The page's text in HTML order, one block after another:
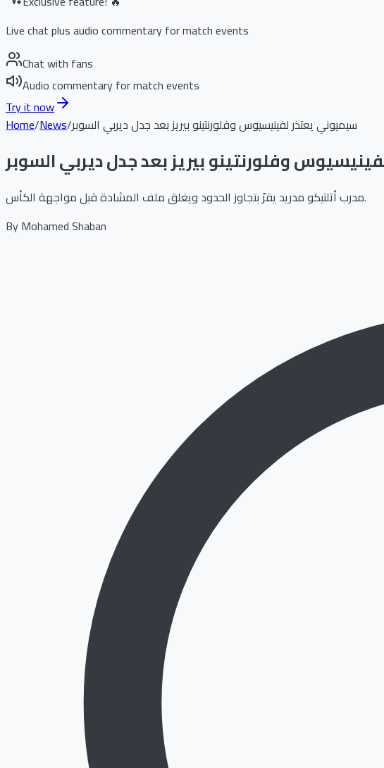
Live chat plus audio commentary for match events
Chat with fans
Audio commentary for match events
Try it now
Home/News/سيميوني يعتذر لفينيسيوس وفلورنتينو بيريز بعد جدل ديربي السوبر
وفلورنتينو بيريز بعد جدل ديربي السوبر
مدرب أتلتيكو مدريد يقرّ بتجاوز الحدود ويغلق ملف المشادة قبل مواجهة الكأس.
ByMohamed Shaban